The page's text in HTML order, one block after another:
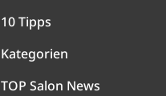
10 Tipps
Kategorien
TOP Salon News